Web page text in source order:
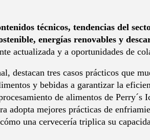
técnicos, tendencias del
energías renovables y
actualizada y a oportunidades de
destacan tres casos prácticos que
y bebidas a garantizar la
de alimentos de Perry´s
adopta mejores prácticas de
una cervecería triplica su